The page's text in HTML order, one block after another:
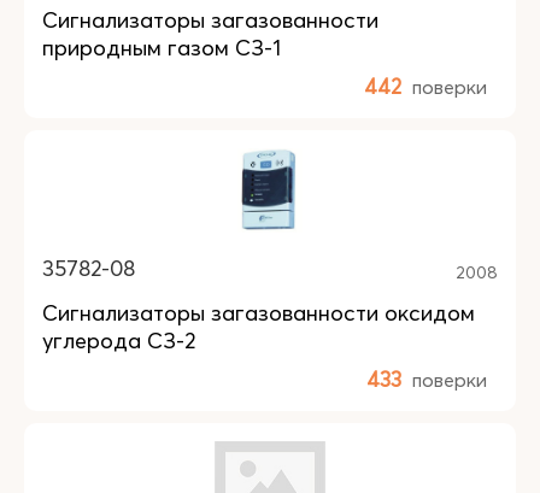
Сигнализаторы загазованности
природным газом СЗ-1
442 поверки
35782-08 2008
Сигнализаторы загазованности оксидом
углерода СЗ-2
433 поверки